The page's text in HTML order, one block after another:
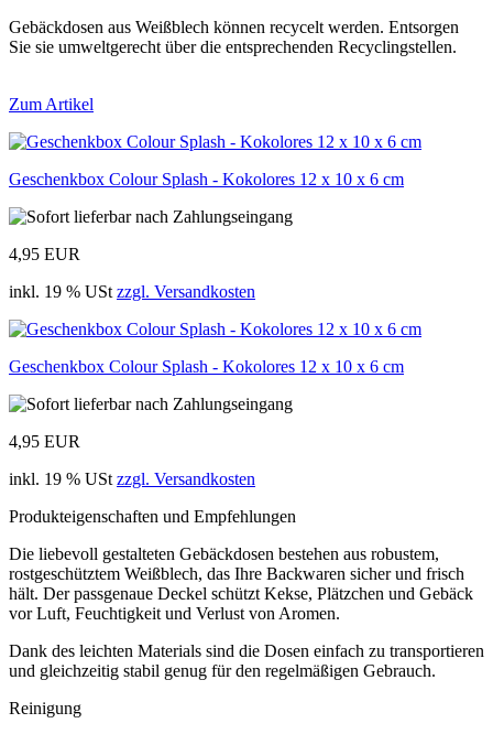
Gebäckdosen aus Weißblech können recycelt werden. Entsorgen
Sie sie umweltgerecht über die entsprechenden Recyclingstellen.
Zum Artikel
Geschenkbox Colour Splash - Kokolores 12 x 10 x 6 cm
4,95 EUR
inkl. 19 % USt zzgl. Versandkosten
Geschenkbox Colour Splash - Kokolores 12 x 10 x 6 cm
4,95 EUR
inkl. 19 % USt zzgl. Versandkosten
Produkteigenschaften und Empfehlungen
Die liebevoll gestalteten Gebäckdosen bestehen aus robustem,
rostgeschütztem Weißblech, das Ihre Backwaren sicher und frisch
hält. Der passgenaue Deckel schützt Kekse, Plätzchen und Gebäck
vor Luft, Feuchtigkeit und Verlust von Aromen.
Dank des leichten Materials sind die Dosen einfach zu transportieren
und gleichzeitig stabil genug für den regelmäßigen Gebrauch.
Reinigung